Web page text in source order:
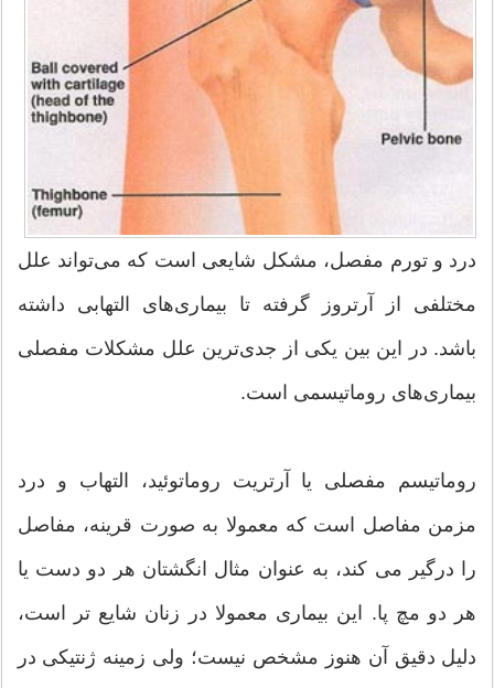
درد و تورم مفصل، مشکل شایعی است که می‌تواند علل
مختلفی از آرتروز گرفته تا بیماری‌های التهابی داشته
باشد. در این بین یکی از جدی‌ترین علل مشکلات مفصلی
بیماری‌های روماتیسمی است.
روماتیسم مفصلی یا آرتریت روماتوئید، التهاب و درد
مزمن مفاصل است که معمولا به صورت قرینه، مفاصل
را درگیر می کند، به عنوان مثال انگشتان هر دو دست یا
هر دو مچ پا. این بیماری معمولا در زنان شایع تر است،
دلیل دقیق آن هنوز مشخص نیست؛ ولی زمینه ژنتیکی در